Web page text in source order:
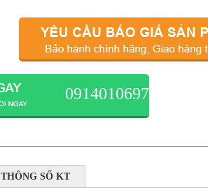
0914010697
THÔNG SỐ KT